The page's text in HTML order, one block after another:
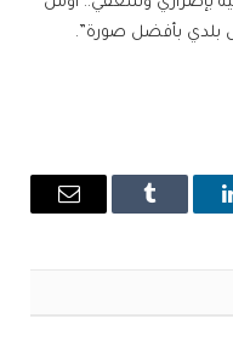
بلدي بأفضل صورة”.
لينكدإن Tumblr
البريد